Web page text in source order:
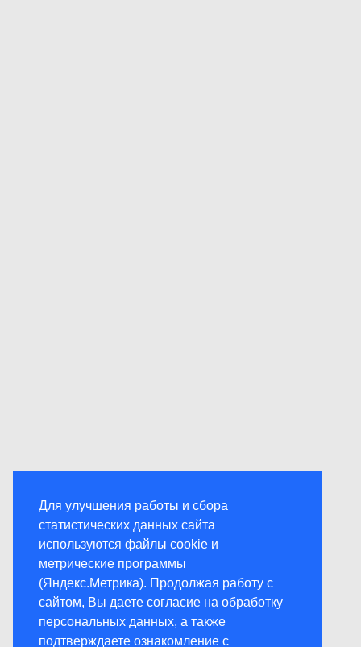
Для улучшения работы и сбора
статистических данных сайта
используются файлы cookie и
метрические программы
(Яндекс.Метрика). Продолжая работу с
сайтом, Вы даете согласие на обработку
персональных данных, а также
подтверждаете ознакомление с